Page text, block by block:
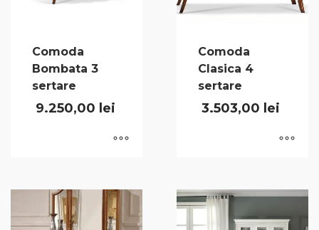
Comoda
Bombata 3
sertare
9.250,00 lei
Comoda
Clasica 4
sertare
3.503,00 lei